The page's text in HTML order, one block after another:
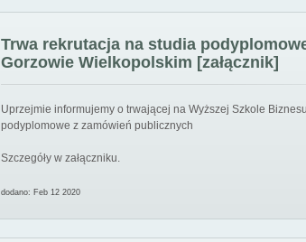
Trwa rekrutacja na studia
Gorzowie Wielkopolskim [załącznik]
Uprzejmie informujemy o trwającej na Wyższej Szkole
podyplomowe z zamówień publicznych
Szczegóły w załączniku.
dodano: Feb 12 2020